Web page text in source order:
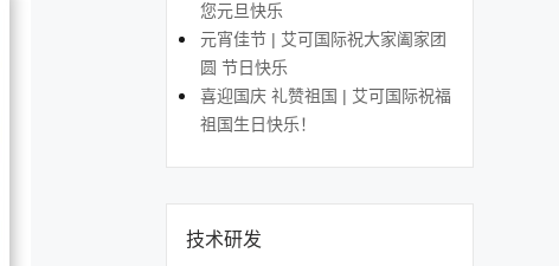
您元旦快乐
元宵佳节 | 艾可国际祝大家阖家团
圆 节日快乐
喜迎国庆 礼赞祖国 | 艾可国际祝福
祖国生日快乐！
技术研发